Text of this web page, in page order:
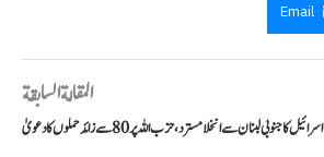
Email
المقالة السابقة
اسرائیل کا جنوبی لبنان سے انخلا مسترد، حزب اللہ پر 80 سے زائد حملوں کا دعویٰ